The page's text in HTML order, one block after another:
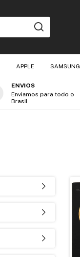
APPLE SAMSUNG
ENVIOS
Enviamos para todo o
Brasil